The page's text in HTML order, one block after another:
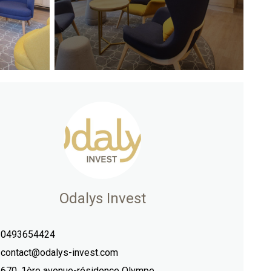
Odalys Invest
0493654424
contact@odalys-invest.com